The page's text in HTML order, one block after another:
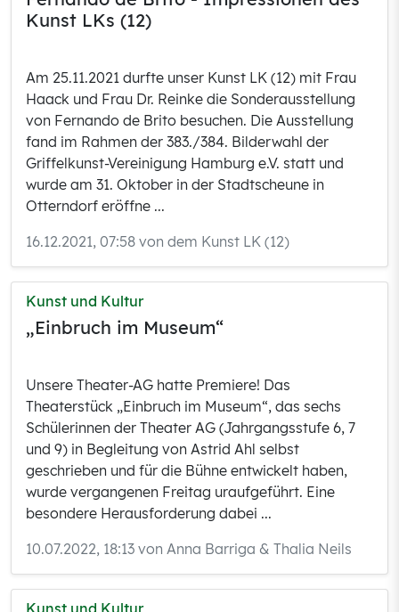
Kunst LKs (12)
Am 25.11.2021 durfte unser Kunst LK (12) mit Frau
Haack und Frau Dr. Reinke die Sonderausstellung
von Fernando de Brito besuchen. Die Ausstellung
fand im Rahmen der 383./384. Bilderwahl der
Griffelkunst-Vereinigung Hamburg e.V. statt und
wurde am 31. Oktober in der Stadtscheune in
Otterndorf eröffne ...
16.12.2021, 07:58 von dem Kunst LK (12)
Kunst und Kultur
„Einbruch im Museum“
Unsere Theater-AG hatte Premiere! Das
Theaterstück „Einbruch im Museum“, das sechs
Schülerinnen der Theater AG (Jahrgangsstufe 6, 7
und 9) in Begleitung von Astrid Ahl selbst
geschrieben und für die Bühne entwickelt haben,
wurde vergangenen Freitag uraufgeführt. Eine
besondere Herausforderung dabei ...
10.07.2022, 18:13 von Anna Barriga & Thalia Neils
Kunst und Kultur